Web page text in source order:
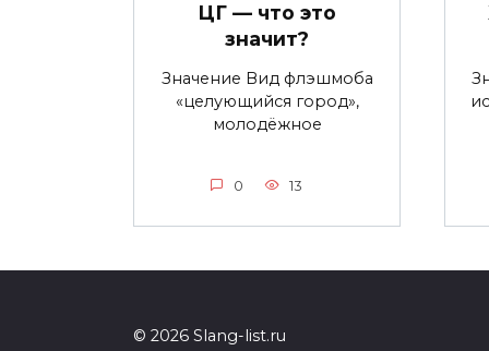
ЦГ — что это
значит?
Значение Вид флэшмоба
«целующийся город»,
молодёжное
0 13
© 2026 Slang-list.ru